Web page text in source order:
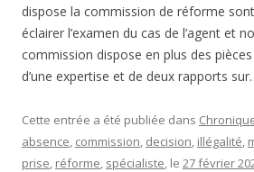
dispose la commission de réforme
éclairer l’examen du cas de l’agent et
commission dispose en plus des
d’une expertise et de deux rapports
Cette entrée a été publiée dans
absence, commission, decision, illégalité,
prise, réforme, spécialiste, le 27 février